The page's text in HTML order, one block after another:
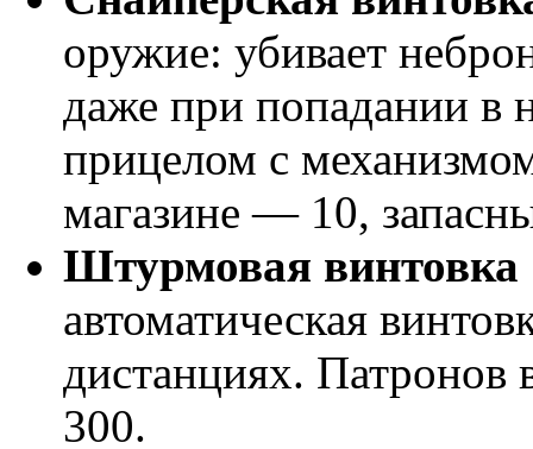
оружие: убивает
даже при попадании в
прицелом с
магазине — 10,
Штурмовая
автоматическая
дистанциях.
300.